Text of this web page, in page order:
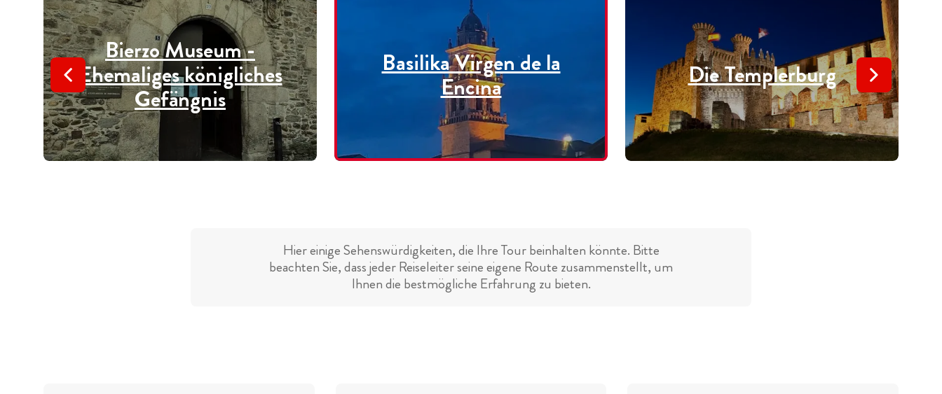
Bierzo Museum -
Ehemaliges königliches
Gefängnis
Basilika Virgen de la
Encina Die Templerburg
Hier einige Sehenswürdigkeiten, die Ihre Tour beinhalten könnte. Bitte
beachten Sie, dass jeder Reiseleiter seine eigene Route zusammenstellt, um
Ihnen die bestmögliche Erfahrung zu bieten.